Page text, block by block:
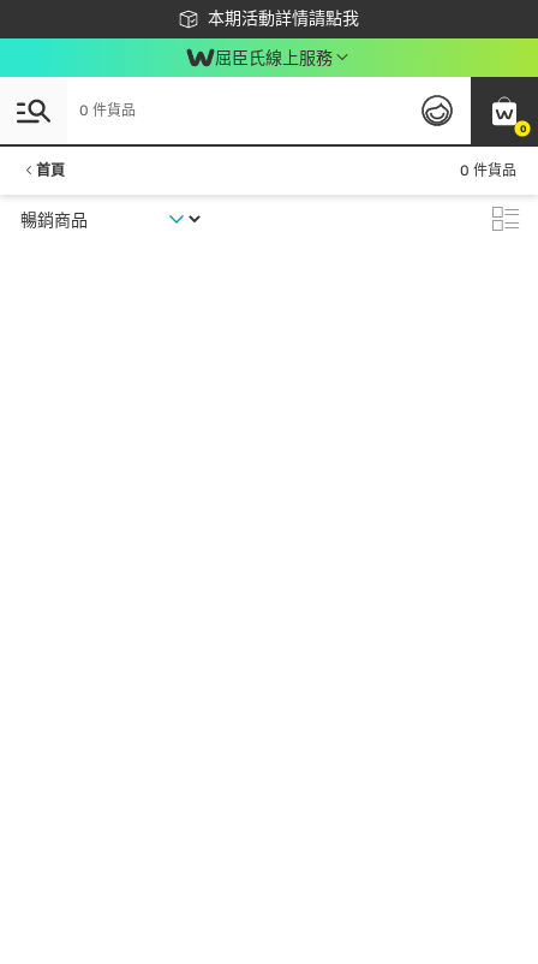
本期活動詳情請點我
下載app最高回饋$350
屈臣氏線上服務
0
0 件貨品
首頁 0 件貨品